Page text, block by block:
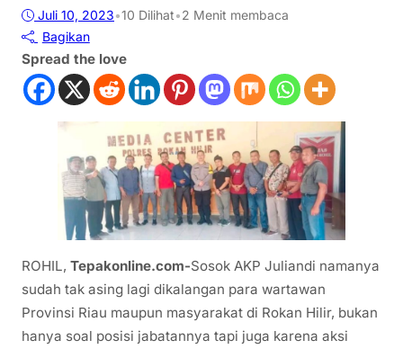
Juli 10, 2023•10 Dilihat•2 Menit membaca
Bagikan
Spread the love
ROHIL, Tepakonline.com-Sosok AKP Juliandi namanya
sudah tak asing lagi dikalangan para wartawan
Provinsi Riau maupun masyarakat di Rokan Hilir, bukan
hanya soal posisi jabatannya tapi juga karena aksi